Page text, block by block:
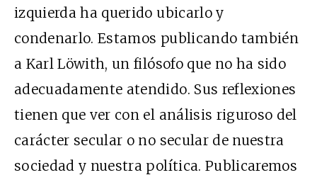
izquierda ha querido ubicarlo y
condenarlo. Estamos publicando también
a Karl Löwith, un filósofo que no ha sido
adecuadamente atendido. Sus reflexiones
tienen que ver con el análisis riguroso del
carácter secular o no secular de nuestra
sociedad y nuestra política. Publicaremos